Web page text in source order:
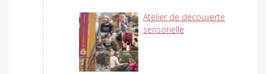
Atelier de découverte
sensorielle